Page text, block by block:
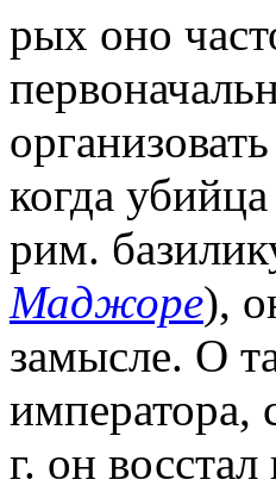
рых оно
когда
рим.
Маджоре),
замысле. О
императора,
г. он